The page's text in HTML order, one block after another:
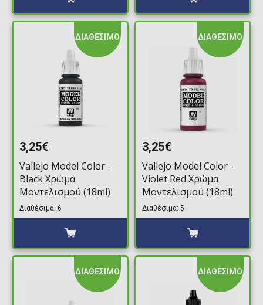
ΔΙΑΘΕΣΙΜΟ
3,25€
Vallejo Model Color -
Black Χρώμα
Μοντελισμού (18ml)
Διαθέσιμα: 6
ΔΙΑΘΕΣΙΜΟ
3,25€
Vallejo Model Color -
Violet Red Χρώμα
Μοντελισμού (18ml)
Διαθέσιμα: 5
ΔΙΑΘΕΣΙΜΟ ΔΙΑΘΕΣΙΜΟ